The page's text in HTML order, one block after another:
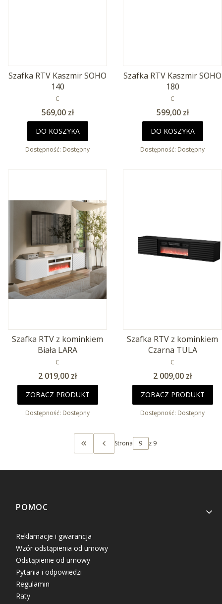
Szafka RTV Kaszmir SOHO
140
PRODUCENT
C
Cena
569,00 zł
DO KOSZYKA
Dostępność: Dostępny
Szafka RTV Kaszmir SOHO
180
PRODUCENT
C
Cena
599,00 zł
DO KOSZYKA
Dostępność: Dostępny
Szafka RTV z kominkiem
Biała LARA
PRODUCENT
C
Cena
2 019,00 zł
ZOBACZ PRODUKT
Dostępność: Dostępny
Szafka RTV z kominkiem
Czarna TULA
PRODUCENT
C
Cena
2 009,00 zł
ZOBACZ PRODUKT
Dostępność: Dostępny
WRÓĆ DO PIERWSZEJ STRONY Z
Strona z 9
Linki w stopce
POMOC
Reklamacje i gwarancja
Wzór odstąpienia od umowy
Odstąpienie od umowy
Pytania i odpowiedzi
Regulamin
Raty